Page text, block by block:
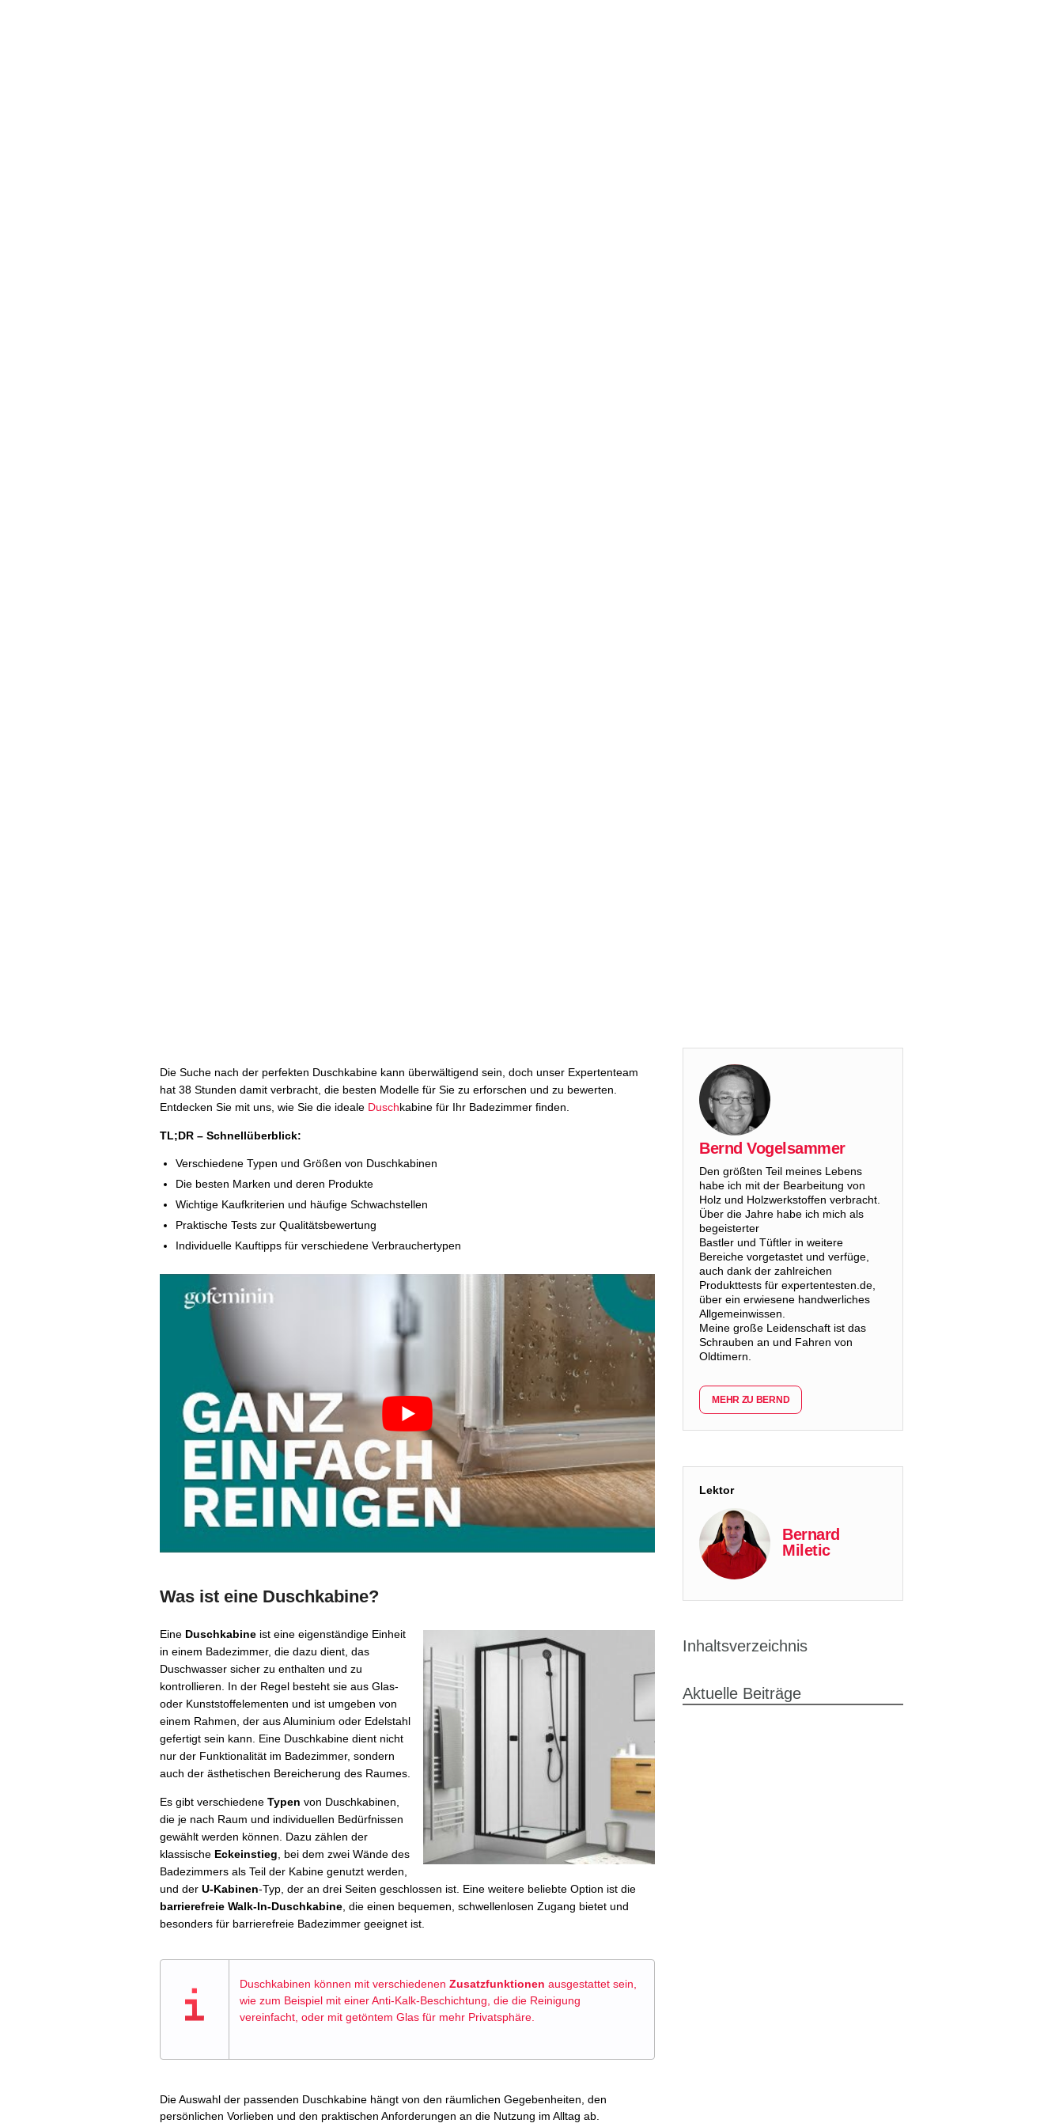
Die Suche nach der perfekten Duschkabine kann überwältigend sein, doch unser Expertenteam
hat 38 Stunden damit verbracht, die besten Modelle für Sie zu erforschen und zu bewerten.
Entdecken Sie mit uns, wie Sie die ideale Duschkabine für Ihr Badezimmer finden.
TL;DR – Schnellüberblick:
Verschiedene Typen und Größen von Duschkabinen
Die besten Marken und deren Produkte
Wichtige Kaufkriterien und häufige Schwachstellen
Praktische Tests zur Qualitätsbewertung
Individuelle Kauftipps für verschiedene Verbrauchertypen
Was ist eine Duschkabine?
Eine Duschkabine ist eine eigenständige Einheit
in einem Badezimmer, die dazu dient, das
Duschwasser sicher zu enthalten und zu
kontrollieren. In der Regel besteht sie aus Glas-
oder Kunststoffelementen und ist umgeben von
einem Rahmen, der aus Aluminium oder Edelstahl
gefertigt sein kann. Eine Duschkabine dient nicht
nur der Funktionalität im Badezimmer, sondern
auch der ästhetischen Bereicherung des Raumes.
Es gibt verschiedene Typen von Duschkabinen,
die je nach Raum und individuellen Bedürfnissen
gewählt werden können. Dazu zählen der
klassische Eckeinstieg , bei dem zwei Wände des
Badezimmers als Teil der Kabine genutzt werden,
und der U-Kabinen-Typ, der an drei Seiten geschlossen ist. Eine weitere beliebte Option ist die
barrierefreie Walk-In-Duschkabine , die einen bequemen, schwellenlosen Zugang bietet und
besonders für barrierefreie Badezimmer geeignet ist.
Duschkabinen können mit verschiedenen Zusatzfunktionen ausgestattet sein,
wie zum Beispiel mit einer Anti-Kalk-Beschichtung, die die Reinigung
vereinfacht, oder mit getöntem Glas für mehr Privatsphäre.
Die Auswahl der passenden Duschkabine hängt von den räumlichen Gegebenheiten, den
persönlichen Vorlieben und den praktischen Anforderungen an die Nutzung im Alltag ab.
Bernd Vogelsammer
Den größten Teil meines Lebens
habe ich mit der Bearbeitung von
Holz und Holzwerkstoffen verbracht.
Über die Jahre habe ich mich als
begeisterter
Bastler und Tüftler in weitere
Bereiche vorgetastet und verfüge,
auch dank der zahlreichen
Produkttests für expertentesten.de,
über ein erwiesene handwerliches
Allgemeinwissen.
Meine große Leidenschaft ist das
Schrauben an und Fahren von
Oldtimern.
MEHR ZU BERND
Lektor
Bernard
Miletic
Inhaltsverzeichnis
Aktuelle Beiträge